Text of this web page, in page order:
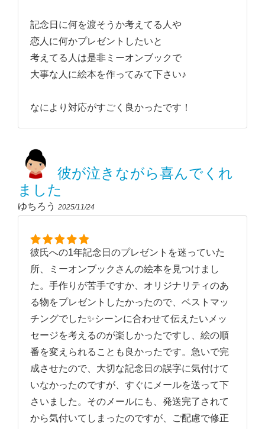
記念日に何を渡そうか考えてる人や
恋人に何かプレゼントしたいと
考えてる人は是非ミーオンブックで
大事な人に絵本を作ってみて下さい♪
なにより対応がすごく良かったです！
彼が泣きながら喜んでくれ
ました
ゆちろう 2025/11/24
彼氏への1年記念日のプレゼントを迷っていた
所、ミーオンブックさんの絵本を見つけまし
た。手作りが苦手ですか、オリジナリティのあ
る物をプレゼントしたかったので、ベストマッ
チングでした✨シーンに合わせて伝えたいメッ
セージを考えるのが楽しかったですし、絵の順
番を変えられることも良かったです。急いで完
成させたので、大切な記念日の誤字に気付けて
いなかったのですが、すぐにメールを送って下
さいました。そのメールにも、発送完了されて
から気付いてしまったのですが、ご配慮で修正